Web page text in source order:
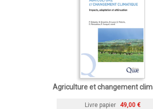
Agriculture et changement
Livre papier 49,00 €